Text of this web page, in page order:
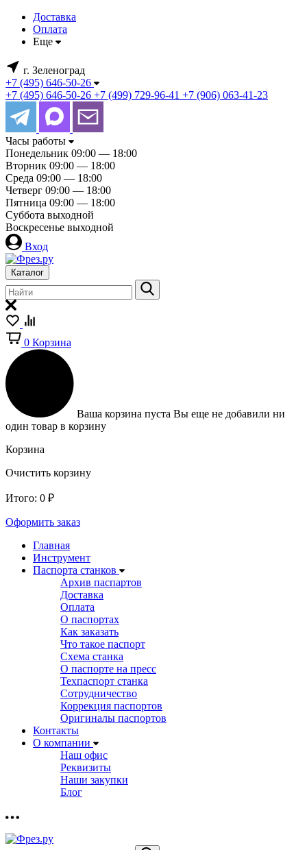
Доставка
Оплата
Еще
г. Зеленоград
+7 (495) 646-50-26
+7 (495) 646-50-26 +7 (499) 729-96-41 +7 (906) 063-41-23
Часы работы
Понедельник 09:00 — 18:00
Вторник 09:00 — 18:00
Среда 09:00 — 18:00
Четверг 09:00 — 18:00
Пятница 09:00 — 18:00
Суббота выходной
Воскресенье выходной
Вход
Каталог
0 Корзина
Ваша корзина пуста Вы еще не добавили ни
один товар в корзину
Корзина
Очистить корзину
Итого: 0 ₽
Оформить заказ
Главная
Инструмент
Паспорта станков
Архив паспартов
Доставка
Оплата
О паспортах
Как заказать
Что такое паспорт
Схема станка
О паспорте на пресс
Техпаспорт станка
Сотрудничество
Коррекция паспортов
Оригиналы паспортов
Контакты
О компании
Наш офис
Реквизиты
Наши закупки
Блог